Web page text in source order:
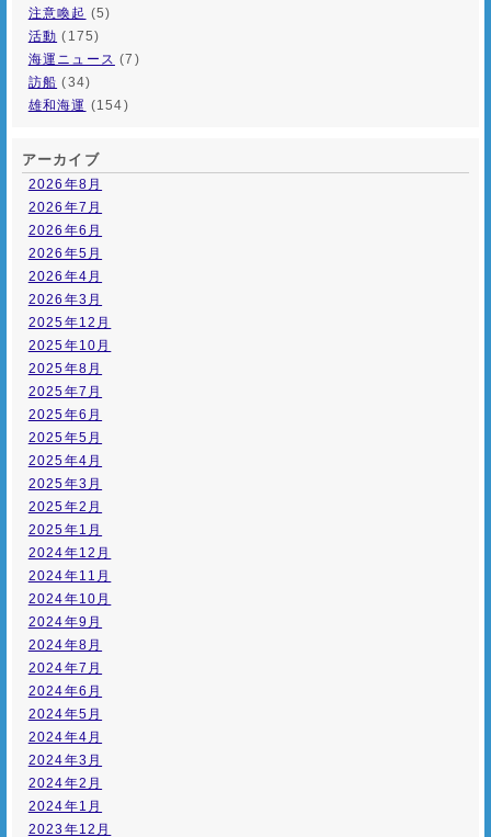
注意喚起 (5)
活動 (175)
海運ニュース (7)
訪船 (34)
雄和海運 (154)
アーカイブ
2026年8月
2026年7月
2026年6月
2026年5月
2026年4月
2026年3月
2025年12月
2025年10月
2025年8月
2025年7月
2025年6月
2025年5月
2025年4月
2025年3月
2025年2月
2025年1月
2024年12月
2024年11月
2024年10月
2024年9月
2024年8月
2024年7月
2024年6月
2024年5月
2024年4月
2024年3月
2024年2月
2024年1月
2023年12月